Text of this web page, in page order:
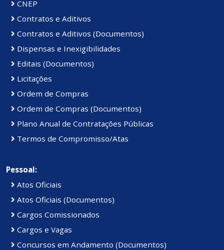
CNEP
Contratos e Aditivos
Contratos e Aditivos (Documentos)
Dispensas e Inexigibilidades
Editais (Documentos)
Licitações
Ordem de Compras
Ordem de Compras (Documentos)
Plano Anual de Contratações Públicas
Termos de Compromisso/Atas
Pessoal:
Atos Oficiais
Atos Oficiais (Documentos)
Cargos Comissionados
Cargos e Vagas
Concursos em Andamento (Documentos)